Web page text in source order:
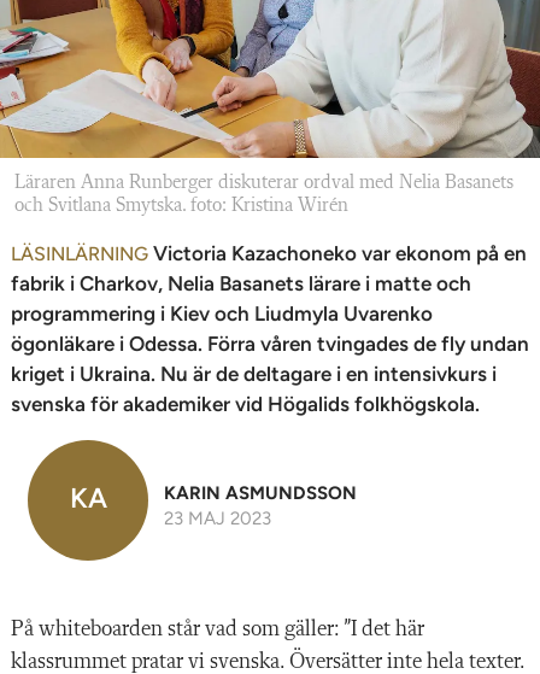
Läraren Anna Runberger diskuterar ordval med Nelia Basanets
och Svitlana Smytska. foto: Kristina Wirén
LÄSINLÄRNING Victoria Kazachoneko var ekonom på en
fabrik i Charkov, Nelia Basanets lärare i matte och
programmering i Kiev och Liudmyla Uvarenko
ögonläkare i Odessa. Förra våren tvingades de fly undan
kriget i Ukraina. Nu är de deltagare i en intensivkurs i
svenska för akademiker vid Högalids folkhögskola.
KA
KARIN ASMUNDSSON
23 MAJ 2023
På whiteboarden står vad som gäller: ”I det här
klassrummet pratar vi svenska. Översätter inte hela texter.